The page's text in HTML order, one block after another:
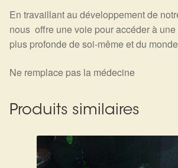
En travaillant au développement de
nous offre une voie pour accéder à
plus profonde de soi-même et du
Ne remplace pas la médecine
Produits similaires